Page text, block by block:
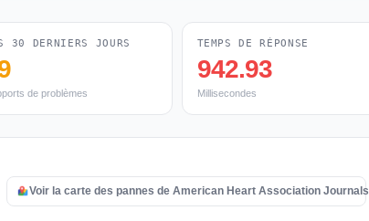
30 DERNIERS JOURS
de problèmes
TEMPS DE RÉPONSE
942.93
Millisecondes
Voir la carte des pannes de American Heart Association Journals